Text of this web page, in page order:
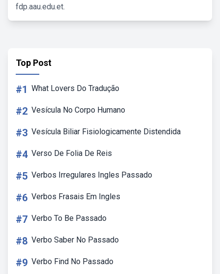
fdp.aau.edu.et.
Top Post
#1 What Lovers Do Tradução
#2 Vesícula No Corpo Humano
#3 Vesícula Biliar Fisiologicamente Distendida
#4 Verso De Folia De Reis
#5 Verbos Irregulares Ingles Passado
#6 Verbos Frasais Em Ingles
#7 Verbo To Be Passado
#8 Verbo Saber No Passado
#9 Verbo Find No Passado